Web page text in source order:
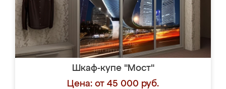
Шкаф-купе "Мост"
Цена: от 45 000 руб.